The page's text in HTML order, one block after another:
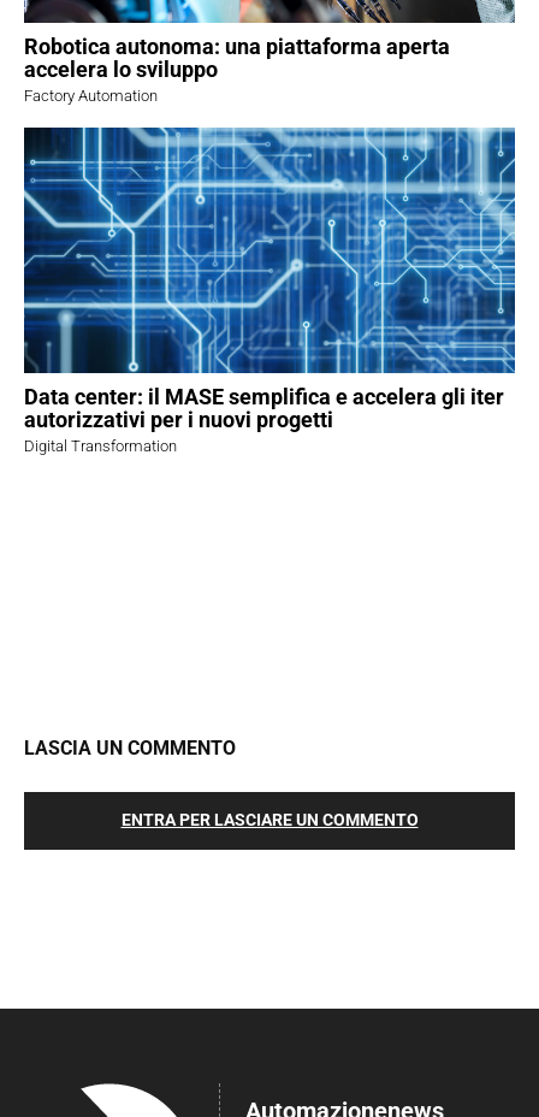
Robotica autonoma: una piattaforma aperta
accelera lo sviluppo
Factory Automation
Data center: il MASE semplifica e accelera gli iter
autorizzativi per i nuovi progetti
Digital Transformation
LASCIA UN COMMENTO
ENTRA PER LASCIARE UN COMMENTO
Automazionenews